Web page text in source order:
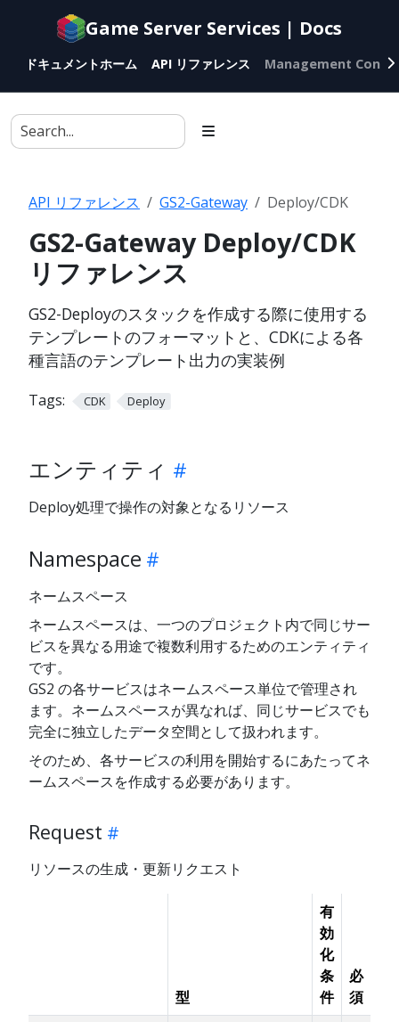
Documentation
agents
Game Server Services | Docs
ドキュメントホーム API リファレンス Management
API リファレンス GS2-Gateway Deploy/CDK
GS2-Gateway Deploy/CDK
リファレンス
GS2-Deployのスタックを作成する際に使用する
テンプレートのフォーマットと、CDKによる各
種言語のテンプレート出力の実装例
Tags: CDK Deploy
エンティティ
Deploy処理で操作の対象となるリソース
Namespace
ネームスペース
ネームスペースは、一つのプロジェクト内で同じサー
ビスを異なる用途で複数利用するためのエンティティ
です。
GS2 の各サービスはネームスペース単位で管理され
ます。ネームスペースが異なれば、同じサービスでも
完全に独立したデータ空間として扱われます。
そのため、各サービスの利用を開始するにあたってネ
ームスペースを作成する必要があります。
Request
リソースの生成・更新リクエスト
型
有
効
化
条
件
必
須